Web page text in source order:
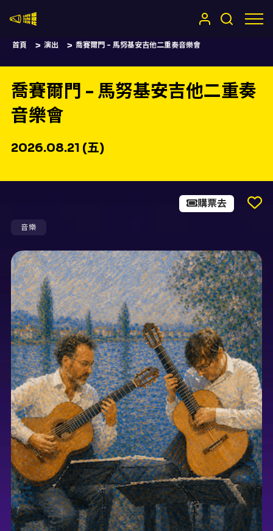
首頁 演出 喬賽爾門 - 馬努基安吉他二重奏音樂會
喬賽爾門 - 馬努基安吉他二重奏
音樂會
2026.08.21 (五)
音樂
購票去